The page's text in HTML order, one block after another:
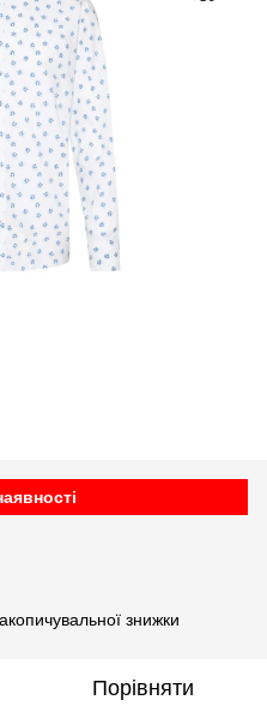
знижки
Порівняти